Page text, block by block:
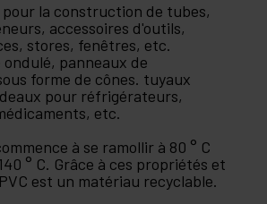
la construction de tubes,
accessoires d'outils,
stores, fenêtres, etc.
panneaux de
forme de cônes. tuyaux
pour réfrigérateurs,
etc.
à se ramollir à 80 ° C
° C. Grâce à ces propriétés et
est un matériau recyclable.